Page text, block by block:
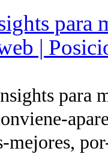
para
|
para
mejores,